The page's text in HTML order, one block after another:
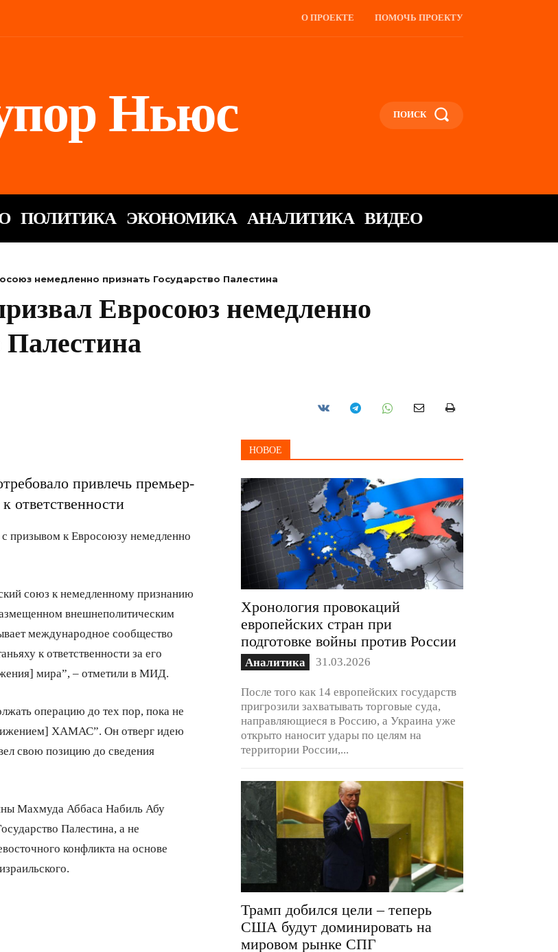
О ПРОЕКТЕ ПОМОЧЬ ПРОЕКТУ
Ньюс ПОИСК
ПОЛИТИКА ЭКОНОМИКА АНАЛИТИКА ВИДЕО
немедленно признать Государство Палестина
Евросоюз немедленно
Палестина
привлечь премьер-
ответственности
призывом к Евросоюзу немедленно
союз к немедленному признанию
внешнеполитическим
международное сообщество
к ответственности за его
мира”, – отметили в МИД.
операцию до тех пор, пока не
ХАМАС”. Он отверг идею
свою позицию до сведения
Махмуда Аббаса Набиль Абу
Палестина, а не
конфликта на основе
НОВОЕ
Хронология провокаций
европейских стран при
подготовке войны против России
Аналитика 31.03.2026
После того как 14 европейских государств
пригрозили захватывать торговые суда,
направляющиеся в Россию, а Украина уже
открыто наносит удары по целям на
территории России,...
Трамп добился цели – теперь
США будут доминировать на
мировом рынке СПГ